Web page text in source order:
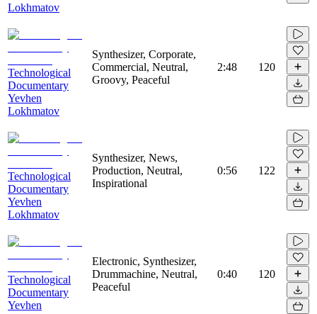
Lokhmatov
Technological
Documentary
Yevhen
Lokhmatov
Synthesizer, Corporate,
Commercial, Neutral,
Groovy, Peaceful
2:48 120
Technological
Documentary
Yevhen
Lokhmatov
Synthesizer, News,
Production, Neutral,
Inspirational
0:56 122
Technological
Documentary
Yevhen
Electronic, Synthesizer,
Drummachine, Neutral,
Peaceful
0:40 120